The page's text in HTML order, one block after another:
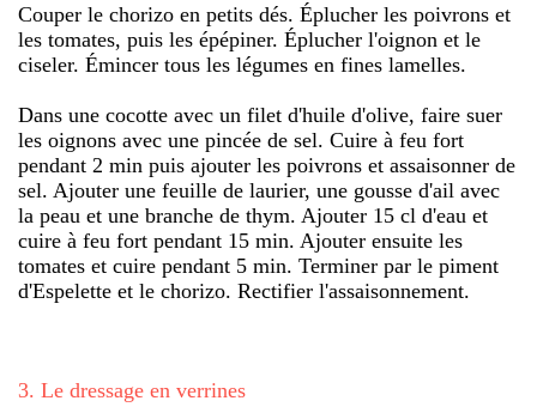
Couper le chorizo en petits dés. Éplucher les poivrons et
les tomates, puis les épépiner. Éplucher l'oignon et le
ciseler. Émincer tous les légumes en fines lamelles.
Dans une cocotte avec un filet d'huile d'olive, faire suer
les oignons avec une pincée de sel. Cuire à feu fort
pendant 2 min puis ajouter les poivrons et assaisonner de
sel. Ajouter une feuille de laurier, une gousse d'ail avec
la peau et une branche de thym. Ajouter 15 cl d'eau et
cuire à feu fort pendant 15 min. Ajouter ensuite les
tomates et cuire pendant 5 min. Terminer par le piment
d'Espelette et le chorizo. Rectifier l'assaisonnement.
3. Le dressage en verrines